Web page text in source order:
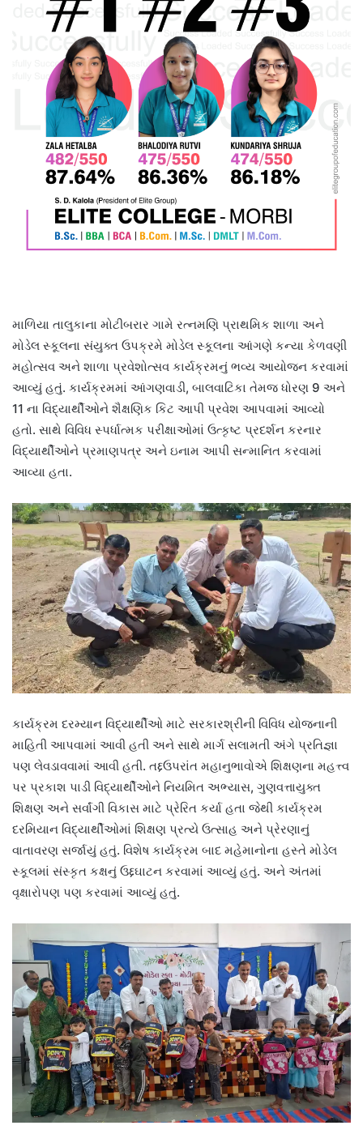
માળિયા તાલુકાના મોટીબરાર ગામે રત્નમણિ પ્રાથમિક શાળા અને
મોડેલ સ્કૂલના સંયુક્ત ઉપક્રમે મોડેલ સ્કૂલના આંગણે કન્યા કેળવણી
મહોત્સવ અને શાળા પ્રવેશોત્સવ કાર્યક્રમનું ભવ્ય આયોજન કરવામાં
આવ્યું હતું. કાર્યક્રમમાં આંગણવાડી, બાલવાટિકા તેમજ ધોરણ 9 અને
11 ના વિદ્યાર્થીઓને શૈક્ષણિક કિટ આપી પ્રવેશ આપવામાં આવ્યો
હતો. સાથે વિવિધ સ્પર્ધાત્મક પરીક્ષાઓમાં ઉત્કૃષ્ટ પ્રદર્શન કરનાર
વિદ્યાર્થીઓને પ્રમાણપત્ર અને ઇનામ આપી સન્માનિત કરવામાં
આવ્યા હતા.
કાર્યક્રમ દરમ્યાન વિદ્યાર્થીઓ માટે સરકારશ્રીની વિવિધ યોજનાની
માહિતી આપવામાં આવી હતી અને સાથે માર્ગ સલામતી અંગે પ્રતિજ્ઞા
પણ લેવડાવવામાં આવી હતી. તદ્દઉપરાંત મહાનુભાવોએ શિક્ષણના મહત્ત્વ
પર પ્રકાશ પાડી વિદ્યાર્થીઓને નિયમિત અભ્યાસ, ગુણવત્તાયુક્ત
શિક્ષણ અને સર્વાંગી વિકાસ માટે પ્રેરિત કર્યા હતા જેથી કાર્યક્રમ
દરમિયાન વિદ્યાર્થીઓમાં શિક્ષણ પ્રત્યે ઉત્સાહ અને પ્રેરણાનું
વાતાવરણ સર્જાયું હતું. વિશેષ કાર્યક્રમ બાદ મહેમાનોના હસ્તે મોડેલ
સ્કૂલમાં સંસ્કૃત કક્ષનું ઉદ્દઘાટન કરવામાં આવ્યું હતું. અને અંતમાં
વૃક્ષારોપણ પણ કરવામાં આવ્યું હતું.